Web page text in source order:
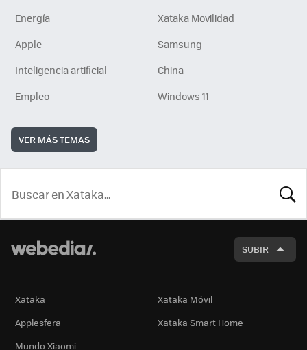
Energía
Xataka Movilidad
Apple
Samsung
Inteligencia artificial
China
Empleo
Windows 11
VER MÁS TEMAS
SUBIR
Xataka
Xataka Móvil
Applesfera
Xataka Smart Home
Mundo Xiaomi